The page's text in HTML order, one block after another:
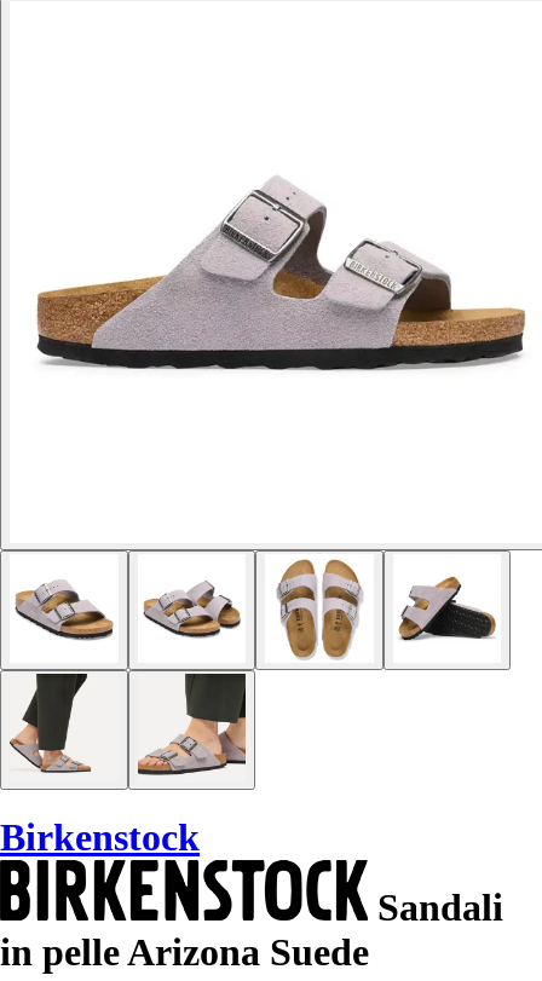
Birkenstock
Sandali
in pelle Arizona Suede